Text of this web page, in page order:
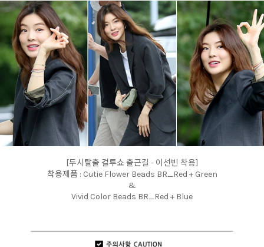
[두시탈출 컬투쇼 출근길 - 이선빈 착용]
착용제품 : Cutie Flower Beads BR_Red + Green
&
Vivid Color Beads BR_Red + Blue